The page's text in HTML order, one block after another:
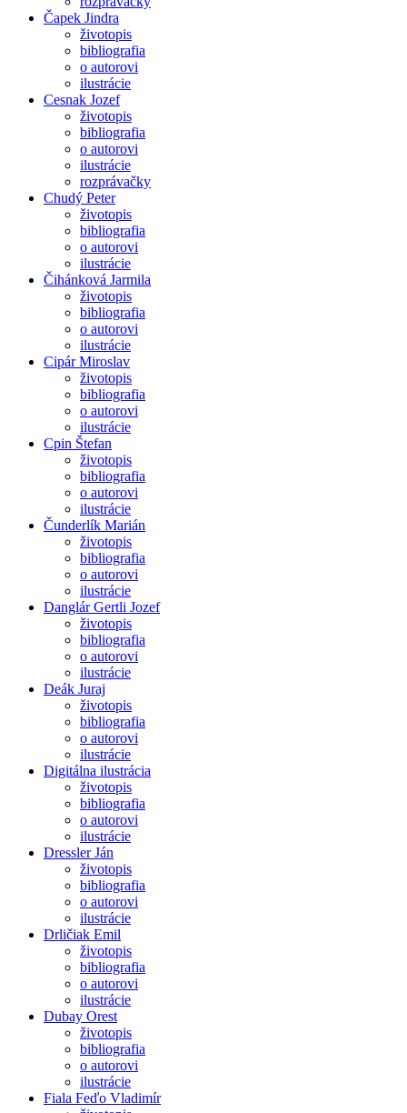
Čapek Jindra
životopis
bibliografia
o autorovi
ilustrácie
Cesnak Jozef
životopis
bibliografia
o autorovi
ilustrácie
rozprávačky
Chudý Peter
životopis
bibliografia
o autorovi
ilustrácie
Čihánková Jarmila
životopis
bibliografia
o autorovi
ilustrácie
Cipár Miroslav
životopis
bibliografia
o autorovi
ilustrácie
Cpin Štefan
životopis
bibliografia
o autorovi
ilustrácie
Čunderlík Marián
životopis
bibliografia
o autorovi
ilustrácie
Danglár Gertli Jozef
životopis
bibliografia
o autorovi
ilustrácie
Deák Juraj
životopis
bibliografia
o autorovi
ilustrácie
Digitálna ilustrácia
životopis
bibliografia
o autorovi
ilustrácie
Dressler Ján
životopis
bibliografia
o autorovi
ilustrácie
Drličiak Emil
životopis
bibliografia
o autorovi
ilustrácie
Dubay Orest
životopis
bibliografia
o autorovi
ilustrácie
Fiala Feďo Vladimír